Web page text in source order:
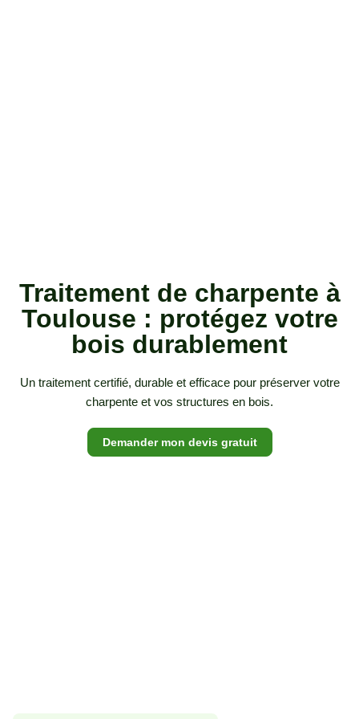
Traitement de charpente à
Toulouse : protégez votre
bois durablement
Un traitement certifié, durable et efficace pour préserver votre
charpente et vos structures en bois.
Demander mon devis gratuit